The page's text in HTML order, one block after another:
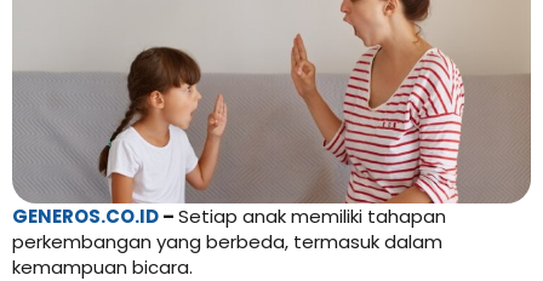
GENEROS.CO.ID–Setiap anak memiliki tahapan
perkembangan yang berbeda, termasuk dalam
kemampuan bicara.